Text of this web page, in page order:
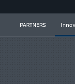
PARTNERS